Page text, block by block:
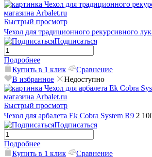
Быстрый просмотр
Чехол для традиционного рекурсивного
Подписаться
Подробнее
Купить в 1 клик
Сравнение
В избранное
Недоступно
Быстрый просмотр
Чехол для арбалета Ek Cobra System R9 2
Подписаться
Подробнее
Купить в 1 клик
Сравнение